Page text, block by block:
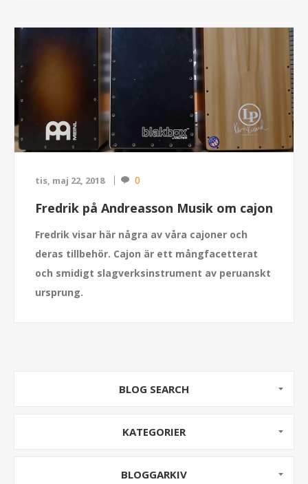
tis, maj 22, 2018 0
Fredrik på Andreasson Musik om cajon
Fredrik visar här några av våra cajoner och
deras tillbehör. Cajon är ett mångfacetterat
och smidigt slagverksinstrument av peruanskt
ursprung.
BLOG SEARCH
KATEGORIER
BLOGGARKIV